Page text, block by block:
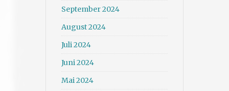
September 2024
August 2024
Juli 2024
Juni 2024
Mai 2024